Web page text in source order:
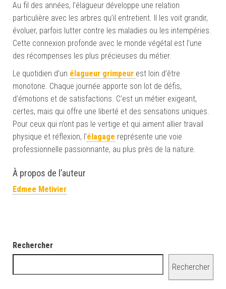
Au fil des années, l’élagueur développe une relation
particulière avec les arbres qu’il entretient. Il les voit grandir,
évoluer, parfois lutter contre les maladies ou les intempéries.
Cette connexion profonde avec le monde végétal est l’une
des récompenses les plus précieuses du métier.
Le quotidien d’un élagueur grimpeur est loin d’être
monotone. Chaque journée apporte son lot de défis,
d’émotions et de satisfactions. C’est un métier exigeant,
certes, mais qui offre une liberté et des sensations uniques.
Pour ceux qui n’ont pas le vertige et qui aiment allier travail
physique et réflexion, l’élagage représente une voie
professionnelle passionnante, au plus près de la nature.
À propos de l’auteur
Edmee Metivier
Rechercher
Rechercher